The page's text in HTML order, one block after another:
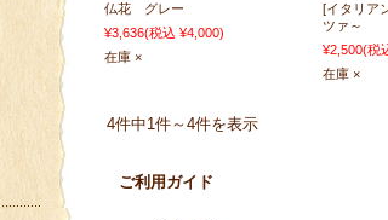
仏花 グレー
¥3,636(税込 ¥4,000)
在庫 ×
[イタリア
ツァ～
¥2,500(税
在庫 ×
4件中1件～4件を表示
ご利用ガイド